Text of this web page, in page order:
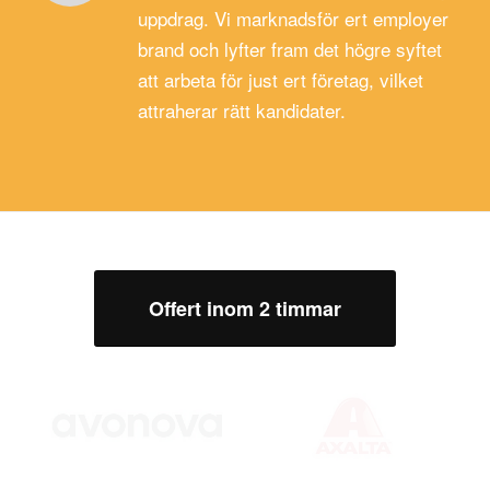
uppdrag. Vi marknadsför ert employer
brand och lyfter fram det högre syftet
att arbeta för just ert företag, vilket
attraherar rätt kandidater.
Offert inom 2 timmar